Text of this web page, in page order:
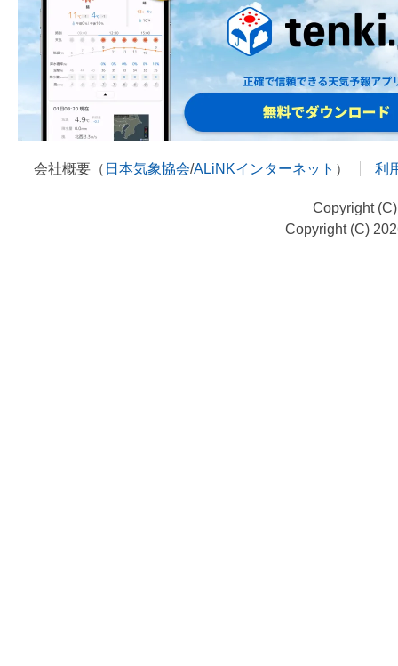
会社概要（ 日本気象協会/ALiNKインターネット ） 利
Copyright
Copyright (C)